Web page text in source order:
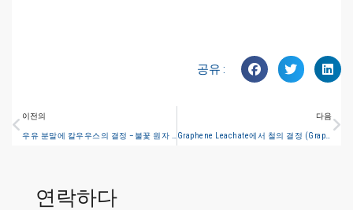
공유 :
이전의 다음
연락하다